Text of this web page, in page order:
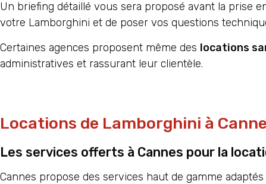
Un briefing détaillé vous sera proposé avant la prise
votre Lamborghini et de poser vos questions
Certaines agences proposent même des locations
administratives et rassurant leur clientèle.
Locations de Lamborghini à
Les services offerts à Cannes pour la
Cannes propose des services haut de gamme